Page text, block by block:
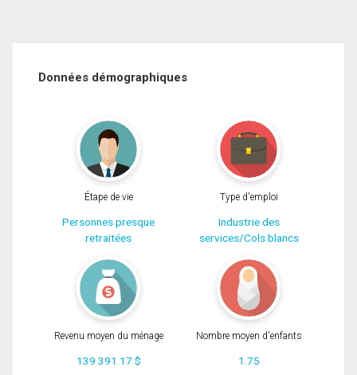
Données démographiques
Étape de vie
Personnes presque
retraitées
Type d'emploi
Industrie des
services/Cols blancs
Revenu moyen du ménage
139 391.17 $
Nombre moyen d'enfants
1.75